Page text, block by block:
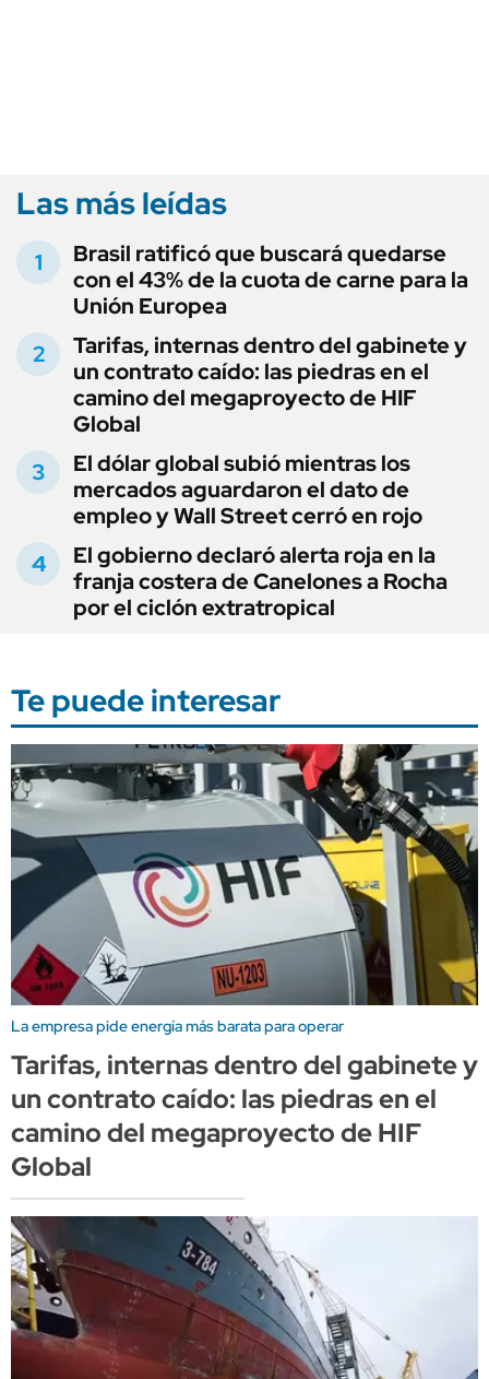
Las más leídas
Brasil ratificó que buscará quedarse
con el 43% de la cuota de carne para la
Unión Europea
Tarifas, internas dentro del gabinete y
un contrato caído: las piedras en el
camino del megaproyecto de HIF
Global
El dólar global subió mientras los
mercados aguardaron el dato de
empleo y Wall Street cerró en rojo
El gobierno declaró alerta roja en la
franja costera de Canelones a Rocha
por el ciclón extratropical
Te puede interesar
La empresa pide energía más barata para operar
Tarifas, internas dentro del gabinete y
un contrato caído: las piedras en el
camino del megaproyecto de HIF
Global